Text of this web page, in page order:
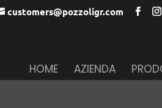
customers@pozzoligr.com
HOME AZIENDA